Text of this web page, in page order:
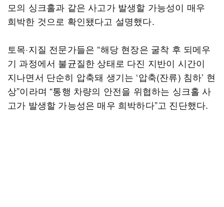
모의 싱크홀과 같은 사고가 발생할 가능성이 매우
희박한 것으로 확인됐다고 설명했다.
토목·지질 전문가들은 “해당 현장은 굴착 후 되메우
기 과정에서 불균질한 상태로 다진 지반이 시간이
지나면서 단순히 압축돼 생기는 ‘압축(잔류) 침하’ 현
상”이라며 “통행 차량의 안전을 위협하는 싱크홀 사
고가 발생할 가능성은 매우 희박하다”고 진단했다.